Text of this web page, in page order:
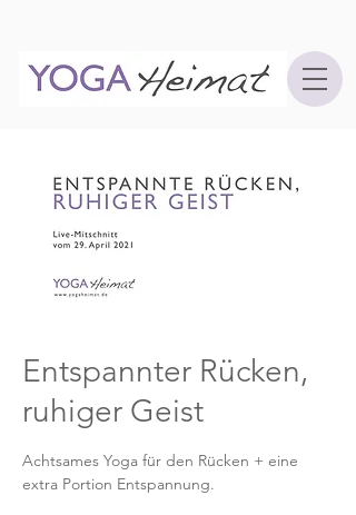
Entspannter Rücken,
ruhiger Geist
Achtsames Yoga für den Rücken + eine
extra Portion Entspannung.